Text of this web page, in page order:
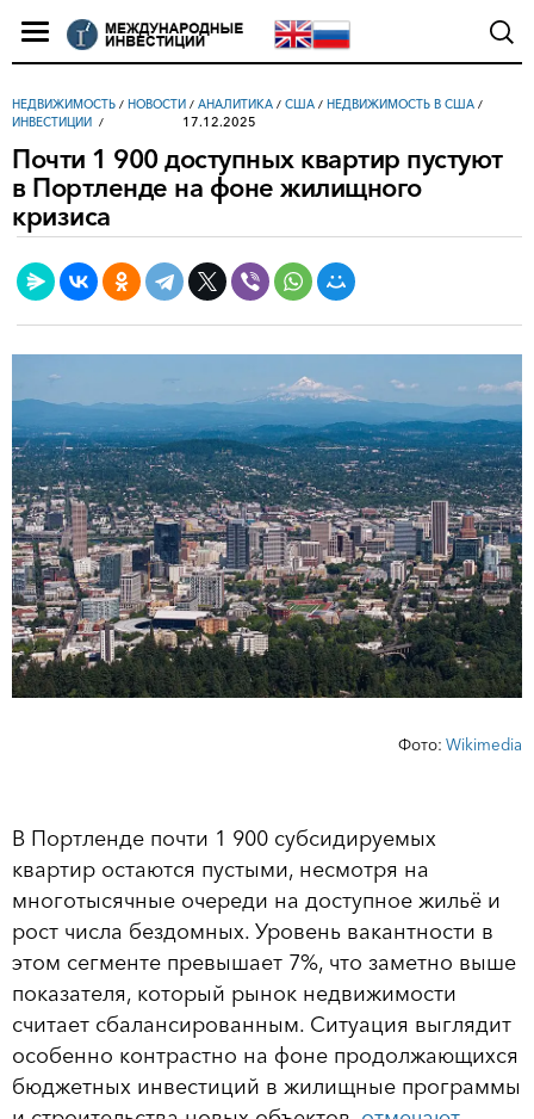
НЕДВИЖИМОСТЬ / НОВОСТИ / АНАЛИТИКА / США / НЕДВИЖИМОСТЬ В США /
ИНВЕСТИЦИИ
17.12.2025
Почти 1 900 доступных квартир пустуют
в Портленде на фоне жилищного
кризиса
Фото: Wikimedia
В Портленде почти 1 900 субсидируемых
квартир остаются пустыми, несмотря на
многотысячные очереди на доступное жильё и
рост числа бездомных. Уровень вакантности в
этом сегменте превышает 7%, что заметно выше
показателя, который рынок недвижимости
считает сбалансированным. Ситуация выглядит
особенно контрастно на фоне продолжающихся
бюджетных инвестиций в жилищные программы